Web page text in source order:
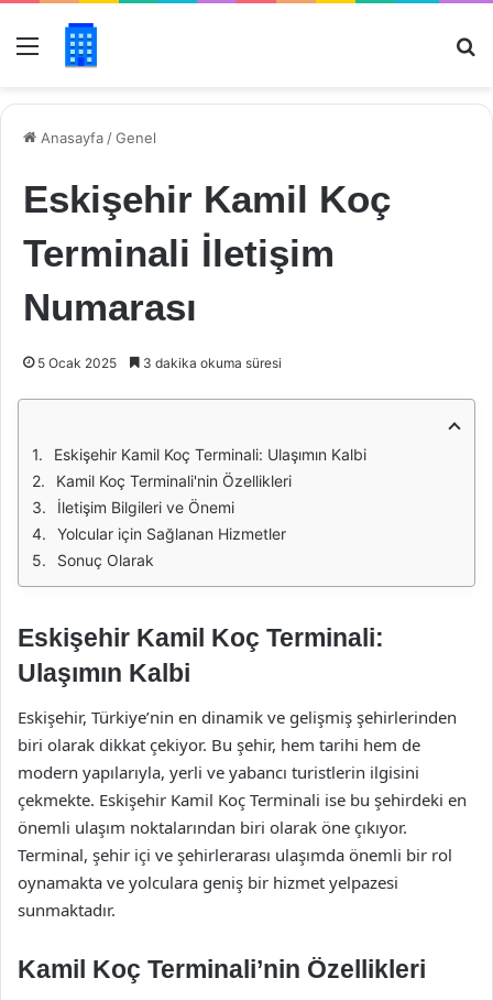
Menü
Anasayfa /Genel
Eskişehir Kamil Koç
Terminali İletişim
Numarası
5 Ocak 2025 3 dakika okuma süresi
Eskişehir Kamil Koç Terminali: Ulaşımın Kalbi
Kamil Koç Terminali'nin Özellikleri
İletişim Bilgileri ve Önemi
Yolcular için Sağlanan Hizmetler
Sonuç Olarak
Eskişehir Kamil Koç Terminali:
Ulaşımın Kalbi
Eskişehir, Türkiye’nin en dinamik ve gelişmiş şehirlerinden
biri olarak dikkat çekiyor. Bu şehir, hem tarihi hem de
modern yapılarıyla, yerli ve yabancı turistlerin ilgisini
çekmekte. Eskişehir Kamil Koç Terminali ise bu şehirdeki en
önemli ulaşım noktalarından biri olarak öne çıkıyor.
Terminal, şehir içi ve şehirlerarası ulaşımda önemli bir rol
oynamakta ve yolculara geniş bir hizmet yelpazesi
sunmaktadır.
Kamil Koç Terminali’nin Özellikleri